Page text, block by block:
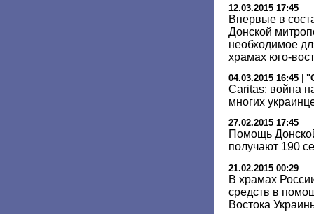
12.03.2015 17:45
Впервые в
Донской
необходимое
храмах юго-
04.03.2015 16:45
Caritas: война
многих
27.02.2015 17:45
Помощь
получают 190
21.02.2015 00:29
В храмах
средств в
Востока